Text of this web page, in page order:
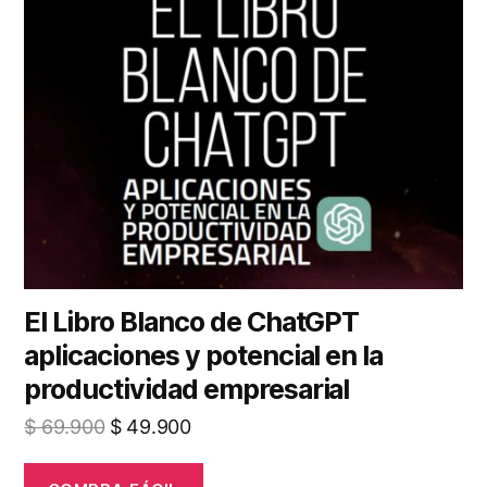
El Libro Blanco de ChatGPT
aplicaciones y potencial en la
productividad empresarial
$69.900 El
$49.900El